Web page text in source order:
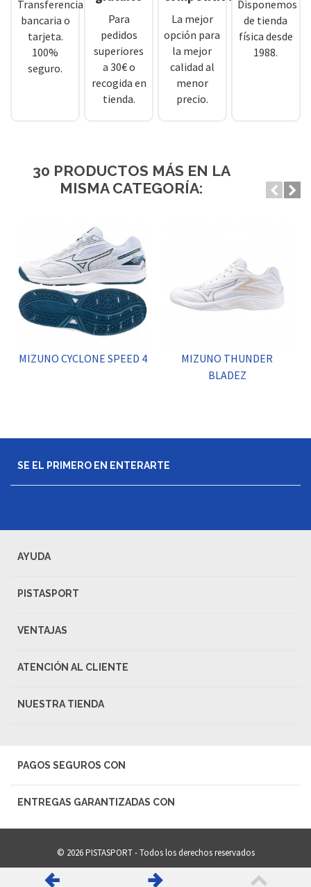
Transferencia
bancaria o
tarjeta.
100%
seguro.
Para
pedidos
superiores
a 30€ o
recogida en
tienda.
La mejor
opción para
la mejor
calidad al
menor
precio.
Disponemos
de tienda
física desde
1988.
30 PRODUCTOS MÁS EN LA
MISMA CATEGORÍA:
MIZUNO CYCLONE SPEED 4
MIZUNO THUNDER
BLADEZ
SE EL PRIMERO EN ENTERARTE
AYUDA
PISTASPORT
VENTAJAS
ATENCIÓN AL CLIENTE
NUESTRA TIENDA
PAGOS SEGUROS CON
ENTREGAS GARANTIZADAS CON
© 2026 PISTASPORT - Todos los derechos reservados